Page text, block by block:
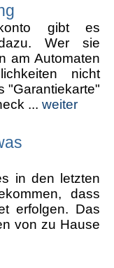
gibt es
Wer sie
am Automaten
nicht
"Garantiekarte"
... weiter
in den letzten
dass
erfolgen. Das
von zu Hause